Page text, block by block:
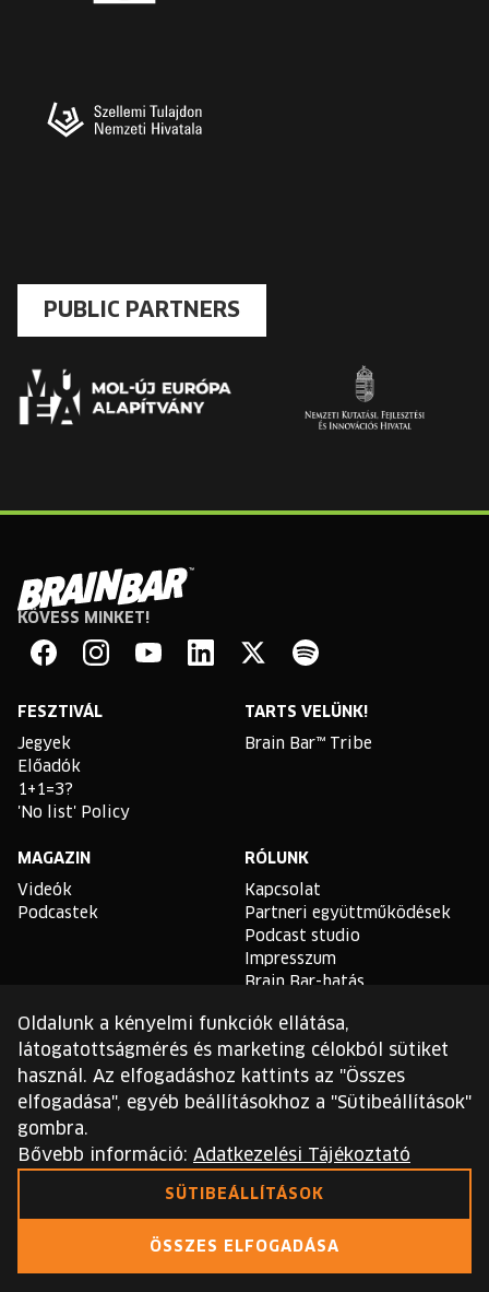
PUBLIC PARTNERS
Brain
Bar
KÖVESS MINKET!
FESZTIVÁL
Jegyek
Előadók
1+1=3?
'No list' Policy
TARTS VELÜNK!
Brain Bar™ Tribe
MAGAZIN
Videók
Podcastek
RÓLUNK
Kapcsolat
Partneri együttműködések
Podcast studio
Impresszum
Brain Bar-hatás
TLDR
Általános Szerződési
Feltételek
Sütikezelési Szabályzat
Adatvédelmi Szabályzat
Ezt a webhelyet a reCAPTCHA védi, és a Google
Oldalunk a kényelmi funkciók ellátása,
látogatottságmérés és marketing célokból sütiket
használ. Az elfogadáshoz kattints az "Összes
elfogadása", egyéb beállításokhoz a "Sütibeállítások"
gombra.
Bővebb információ: Adatkezelési Tájékoztató
SÜTIBEÁLLÍTÁSOK
ÖSSZES ELFOGADÁSA